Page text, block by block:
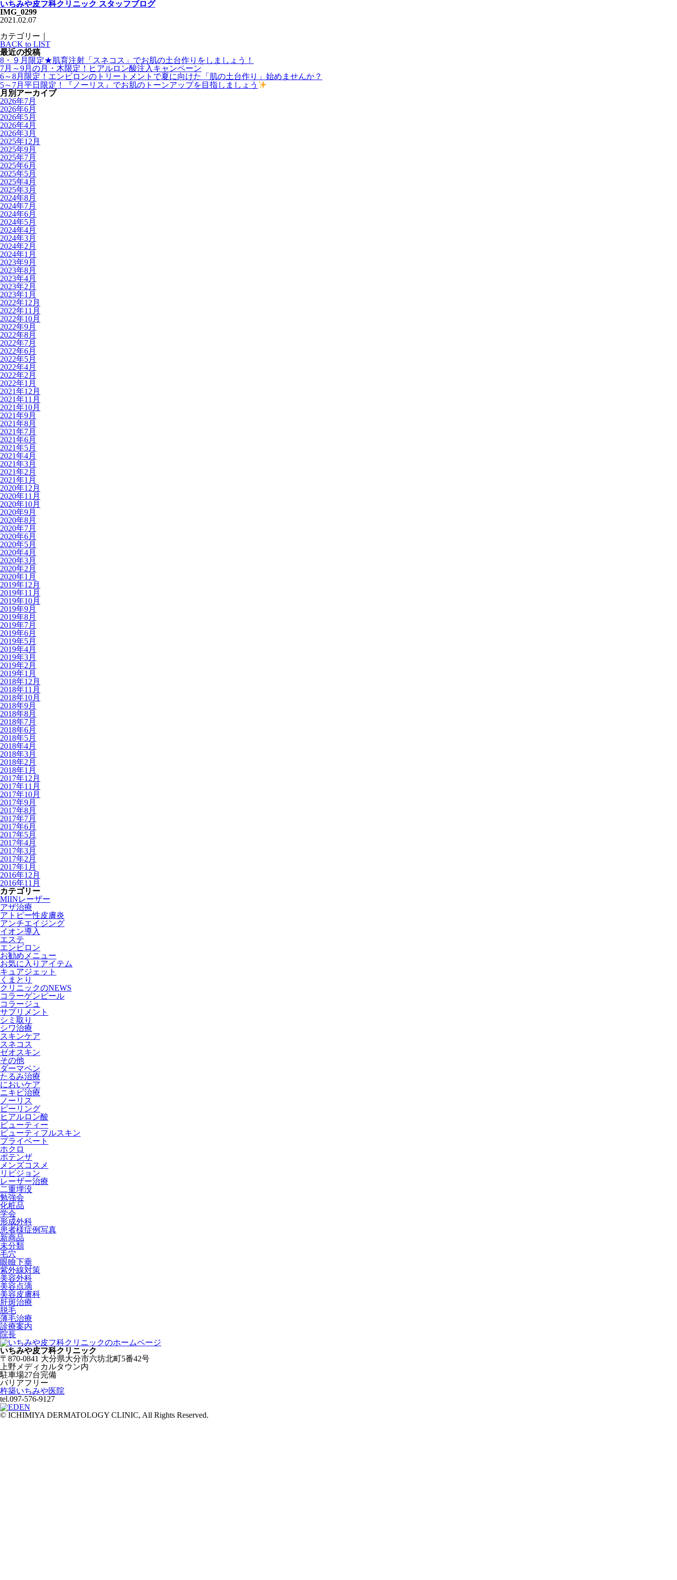
いちみや皮フ科クリニック スタッフブログ
IMG_0299
2021.02.07
カテゴリー｜
BACK to LIST
最近の投稿
8・９月限定★肌育注射「スネコス」でお肌の土台作りをしましょう！
7月～9月の月・木限定！ヒアルロン酸注入キャンペーン
6～8月限定！エンビロンのトリートメントで夏に向けた「肌の土台作り」始めませんか？
5～7月平日限定！『ノーリス』でお肌のトーンアップを目指しましょう
月別アーカイブ
2026年7月
2026年6月
2026年5月
2026年4月
2026年3月
2025年12月
2025年9月
2025年7月
2025年6月
2025年5月
2025年4月
2025年3月
2024年8月
2024年7月
2024年6月
2024年5月
2024年4月
2024年3月
2024年2月
2024年1月
2023年9月
2023年8月
2023年4月
2023年2月
2023年1月
2022年12月
2022年11月
2022年10月
2022年9月
2022年8月
2022年7月
2022年6月
2022年5月
2022年4月
2022年2月
2022年1月
2021年12月
2021年11月
2021年10月
2021年9月
2021年8月
2021年7月
2021年6月
2021年5月
2021年4月
2021年3月
2021年2月
2021年1月
2020年12月
2020年11月
2020年10月
2020年9月
2020年8月
2020年7月
2020年6月
2020年5月
2020年4月
2020年3月
2020年2月
2020年1月
2019年12月
2019年11月
2019年10月
2019年9月
2019年8月
2019年7月
2019年6月
2019年5月
2019年4月
2019年3月
2019年2月
2019年1月
2018年12月
2018年11月
2018年10月
2018年9月
2018年8月
2018年7月
2018年6月
2018年5月
2018年4月
2018年3月
2018年2月
2018年1月
2017年12月
2017年11月
2017年10月
2017年9月
2017年8月
2017年7月
2017年6月
2017年5月
2017年4月
2017年3月
2017年2月
2017年1月
2016年12月
2016年11月
カテゴリー
MIINレーザー
アザ治療
アトピー性皮膚炎
アンチエイジング
イオン導入
エステ
エンビロン
お勧めメニュー
お気に入りアイテム
キュアジェット
くまとり
クリニックのNEWS
コラーゲンピール
コラージュ
サプリメント
シミ取り
シワ治療
スキンケア
スネコス
ゼオスキン
その他
ダーマペン
たるみ治療
においケア
ニキビ治療
ノーリス
ピーリング
ヒアルロン酸
ビューティー
ビューティフルスキン
プライベート
ホクロ
ポテンザ
メンズコスメ
リビジョン
レーザー治療
二重埋没
勉強会
化粧品
学会
形成外科
患者様症例写真
新商品
未分類
毛穴
眼瞼下垂
紫外線対策
美容外科
美容点滴
美容皮膚科
肝斑治療
脱毛
薄毛治療
診療案内
院長
いちみや皮フ科クリニック
〒870-0841 大分県大分市六坊北町5番42号
上野メディカルタウン内
駐車場27台完備
バリアフリー
杵築いちみや医院
tel.097-576-9127
© ICHIMIYA DERMATOLOGY CLINIC, All Rights Reserved.